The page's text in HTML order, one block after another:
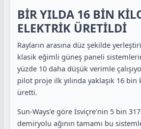
BİR YILDA 16 BİN
ELEKTRİK ÜRETİLDİ
Rayların arasına düz şekilde
klasik eğimli güneş paneli
yüzde 10 daha düşük verimle
pilot proje ilk yılında yaklaşık 16
üretti.
Sun-Ways’e göre İsviçre’nin 5 bin
demiryolu ağının tamamı bu